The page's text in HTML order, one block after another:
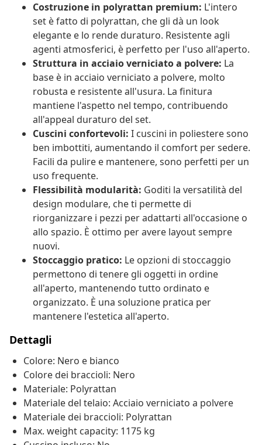
Costruzione in polyrattan premium: L'intero
set è fatto di polyrattan, che gli dà un look
elegante e lo rende duraturo. Resistente agli
agenti atmosferici, è perfetto per l'uso all'aperto.
Struttura in acciaio verniciato a polvere: La
base è in acciaio verniciato a polvere, molto
robusta e resistente all'usura. La finitura
mantiene l'aspetto nel tempo, contribuendo
all'appeal duraturo del set.
Cuscini confortevoli: I cuscini in poliestere sono
ben imbottiti, aumentando il comfort per sedere.
Facili da pulire e mantenere, sono perfetti per un
uso frequente.
Flessibilità modularità: Goditi la versatilità del
design modulare, che ti permette di
riorganizzare i pezzi per adattarti all'occasione o
allo spazio. È ottimo per avere layout sempre
nuovi.
Stoccaggio pratico: Le opzioni di stoccaggio
permettono di tenere gli oggetti in ordine
all'aperto, mantenendo tutto ordinato e
organizzato. È una soluzione pratica per
mantenere l'estetica all'aperto.
Dettagli
Colore: Nero e bianco
Colore dei braccioli: Nero
Materiale: Polyrattan
Materiale del telaio: Acciaio verniciato a polvere
Materiale dei braccioli: Polyrattan
Max. weight capacity: 1175 kg